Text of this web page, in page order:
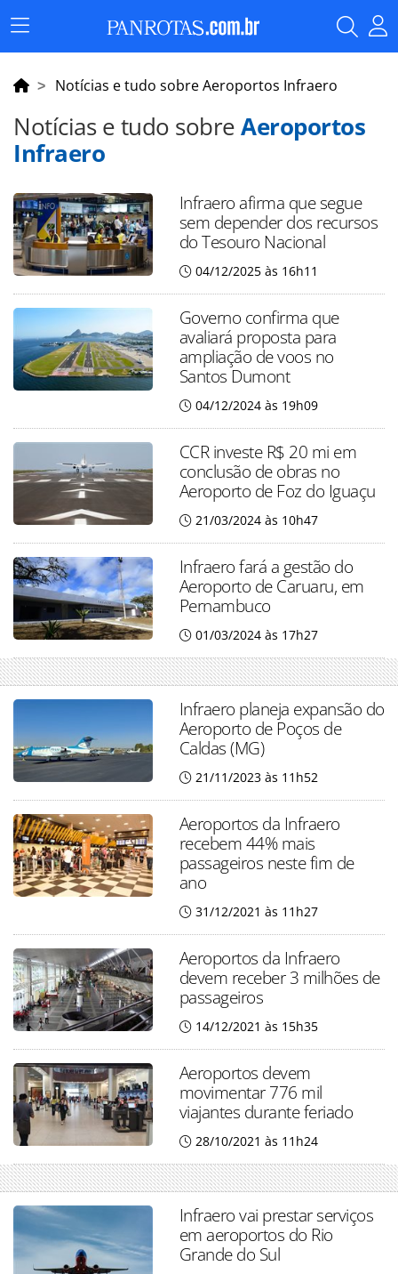
Menu
Principal
Notícias e tudo sobre Aeroportos Infraero
Notícias e tudo sobreAeroportos
Infraero
Infraero afirma que segue
sem depender dos recursos
do Tesouro Nacional
04/12/2025 às 16h11
Governo confirma que
avaliará proposta para
ampliação de voos no
Santos Dumont
04/12/2024 às 19h09
CCR investe R$ 20 mi em
conclusão de obras no
Aeroporto de Foz do Iguaçu
21/03/2024 às 10h47
Infraero fará a gestão do
Aeroporto de Caruaru, em
Pernambuco
01/03/2024 às 17h27
Infraero planeja expansão do
Aeroporto de Poços de
Caldas (MG)
21/11/2023 às 11h52
Aeroportos da Infraero
recebem 44% mais
passageiros neste fim de
ano
31/12/2021 às 11h27
Aeroportos da Infraero
devem receber 3 milhões de
passageiros
14/12/2021 às 15h35
Aeroportos devem
movimentar 776 mil
viajantes durante feriado
28/10/2021 às 11h24
Infraero vai prestar serviços
em aeroportos do Rio
Grande do Sul